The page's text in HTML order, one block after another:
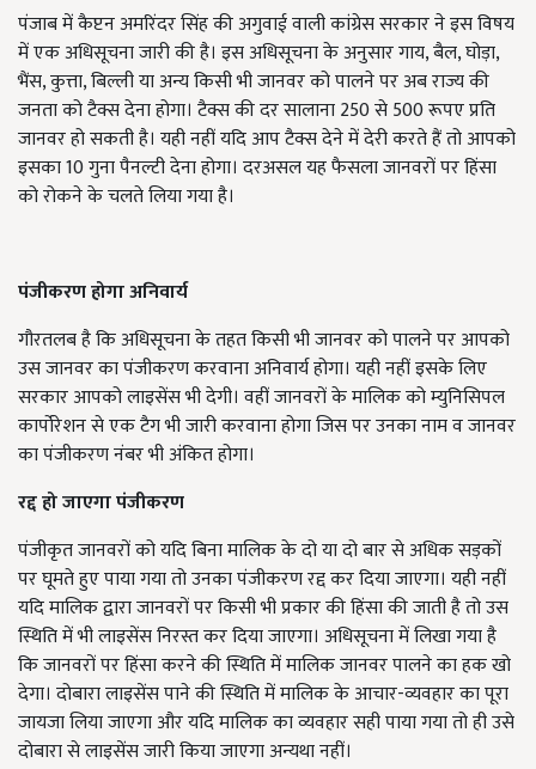
पंजाब में कैप्टन अमरिंदर सिंह की अगुवाई वाली कांग्रेस सरकार ने इस विषय
में एक अधिसूचना जारी की है। इस अधिसूचना के अनुसार गाय, बैल, घोड़ा,
भैंस, कुत्ता, बिल्ली या अन्य किसी भी जानवर को पालने पर अब राज्य की
जनता को टैक्स देना होगा। टैक्स की दर सालाना 250 से 500 रूपए प्रति
जानवर हो सकती है। यही नहीं यदि आप टैक्स देने में देरी करते हैं तो आपको
इसका 10 गुना पैनल्टी देना होगा। दरअसल यह फैसला जानवरों पर हिंसा
को रोकने के चलते लिया गया है।
पंजीकरण होगा अनिवार्य
गौरतलब है कि अधिसूचना के तहत किसी भी जानवर को पालने पर आपको
उस जानवर का पंजीकरण करवाना अनिवार्य होगा। यही नहीं इसके लिए
सरकार आपको लाइसेंस भी देगी। वहीं जानवरों के मालिक को म्युनिसिपल
कार्पोरेशन से एक टैग भी जारी करवाना होगा जिस पर उनका नाम व जानवर
का पंजीकरण नंबर भी अंकित होगा।
रद्द हो जाएगा पंजीकरण
पंजीकृत जानवरों को यदि बिना मालिक के दो या दो बार से अधिक सड़कों
पर घूमते हुए पाया गया तो उनका पंजीकरण रद्द कर दिया जाएगा। यही नहीं
यदि मालिक द्वारा जानवरों पर किसी भी प्रकार की हिंसा की जाती है तो उस
स्थिति में भी लाइसेंस निरस्त कर दिया जाएगा। अधिसूचना में लिखा गया है
कि जानवरों पर हिंसा करने की स्थिति में मालिक जानवर पालने का हक खो
देगा। दोबारा लाइसेंस पाने की स्थिति में मालिक के आचार-व्यवहार का पूरा
जायजा लिया जाएगा और यदि मालिक का व्यवहार सही पाया गया तो ही उसे
दोबारा से लाइसेंस जारी किया जाएगा अन्यथा नहीं।